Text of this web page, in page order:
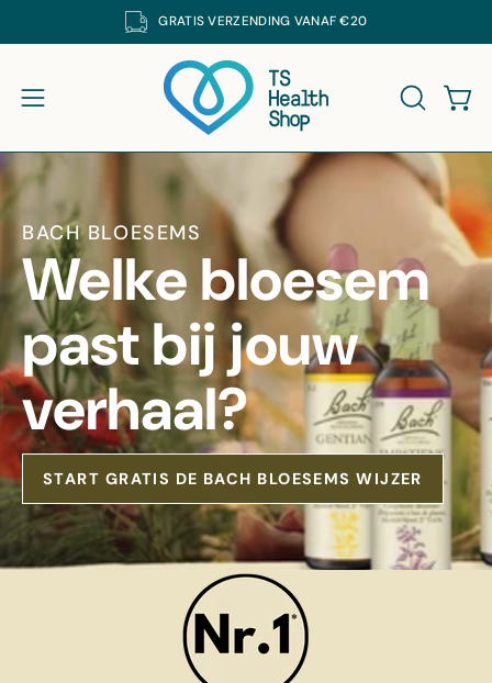
naar
DE SUPPLEMENTEN VAN DE CRUYDHOF MET 25% KORTING. CODE:
GRATISVERZENDING VANAF €20
Navigatiemenu openen
BACH BLOESEMS
Welke bloesem
past bij jouw
verhaal?
START GRATIS DE BACH BLOESEMS WIJZER